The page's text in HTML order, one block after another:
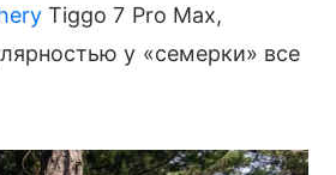
Tiggo 7 Pro Max,
у «семерки» все